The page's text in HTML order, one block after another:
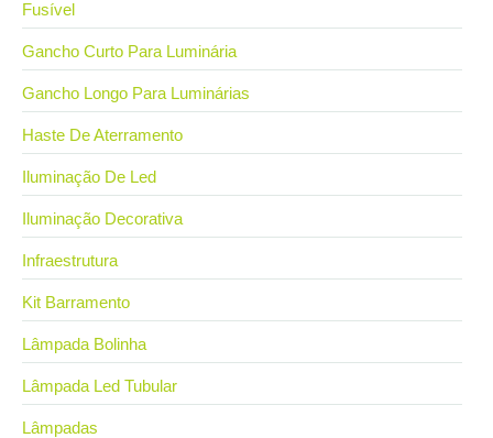
Fusível
Gancho Curto Para Luminária
Gancho Longo Para Luminárias
Haste De Aterramento
Iluminação De Led
Iluminação Decorativa
Infraestrutura
Kit Barramento
Lâmpada Bolinha
Lâmpada Led Tubular
Lâmpadas